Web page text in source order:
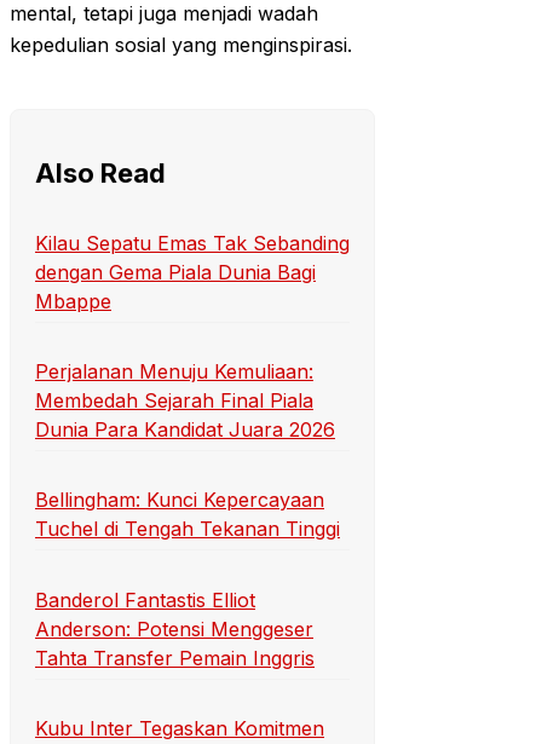
mental, tetapi juga menjadi wadah
kepedulian sosial yang menginspirasi.
Also Read
Kilau Sepatu Emas Tak Sebanding
dengan Gema Piala Dunia Bagi
Mbappe
Perjalanan Menuju Kemuliaan:
Membedah Sejarah Final Piala
Dunia Para Kandidat Juara 2026
Bellingham: Kunci Kepercayaan
Tuchel di Tengah Tekanan Tinggi
Banderol Fantastis Elliot
Anderson: Potensi Menggeser
Tahta Transfer Pemain Inggris
Kubu Inter Tegaskan Komitmen